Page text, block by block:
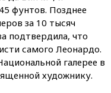
фунтов. Позднее
за 10 тысяч
подтвердила, что
самого Леонардо.
галерее в
художнику.